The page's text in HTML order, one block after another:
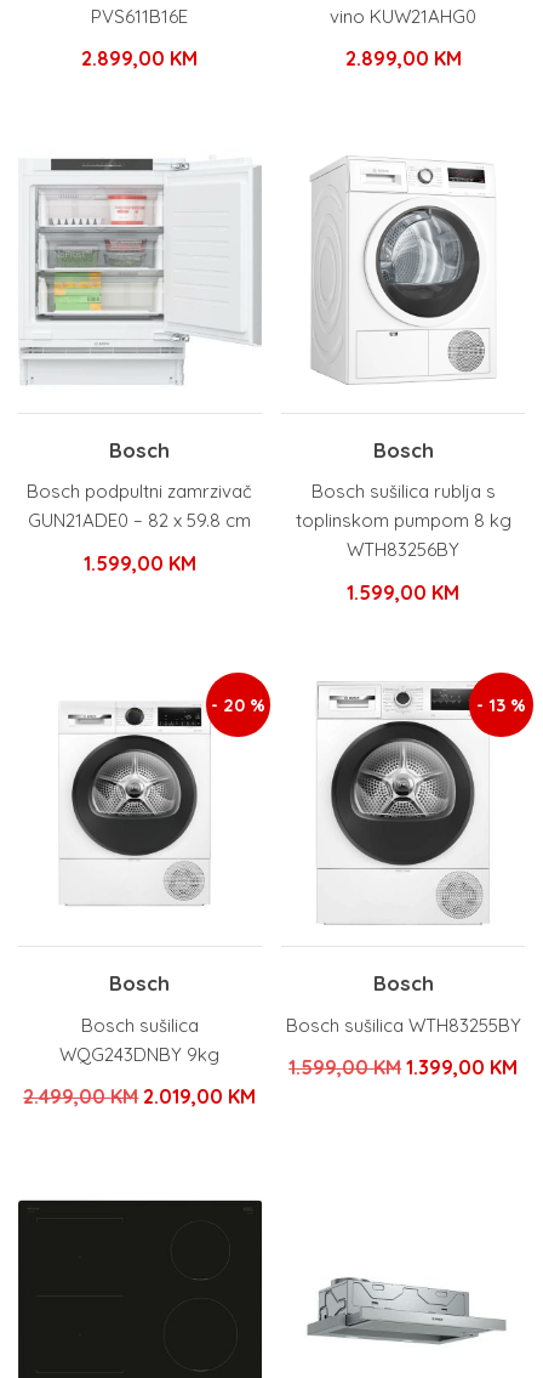
PVS611B16E
2.899,00 KM
vino KUW21AHG0
2.899,00 KM
Bosch
Bosch podpultni zamrzivač
GUN21ADE0 – 82 x 59.8 cm
1.599,00 KM
Bosch
Bosch sušilica rublja s
toplinskom pumpom 8 kg
WTH83256BY
1.599,00 KM
- 20 %
Bosch
Bosch sušilica
WQG243DNBY 9kg
2.499,00KM Izvorna
je:
2.019,00 KM
2.019,00 KM.
- 13 %
Bosch
Bosch sušilica WTH83255BY
1.599,00KMIzvorna
1.399,00 KM